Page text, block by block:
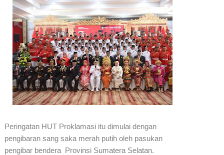
Peringatan HUT Proklamasi itu dimulai dengan
pengibaran sang saka merah putih oleh pasukan
pengibar bendera Provinsi Sumatera Selatan.